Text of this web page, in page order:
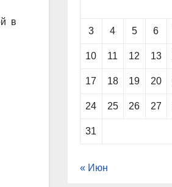
в
3 4 5 6
10 11 12 13
17 18 19 20
24 25 26 27
31
« Июн